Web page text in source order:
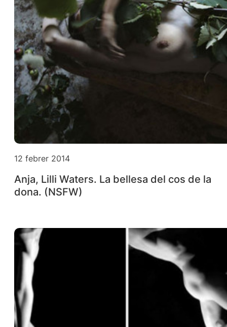
12 febrer 2014
Anja, Lilli Waters. La bellesa del cos de la
dona. (NSFW)